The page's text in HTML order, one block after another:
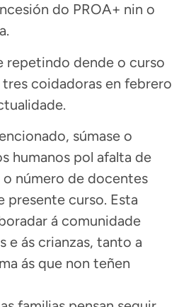
do PROA+ nin o
repetindo dende o curso
coidadoras en febrero
súmase o
humanos pol afalta de
número de docentes
presente curso. Esta
á comunidade
e ás crianzas, tanto a
ás que non teñen